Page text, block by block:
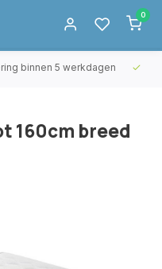
0
binnen 5 werkdagen
160cm breed